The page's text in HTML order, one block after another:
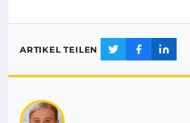
ARTIKEL TEILEN